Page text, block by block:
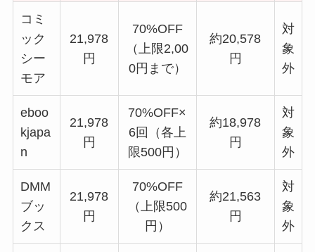
コミ
ック
シー
モア
21,978
円
70%OFF
（上限2,00
0円まで）
約20,578
円
対
象
外
eboo
kjapa
n
21,978
円
70%OFF×
6回（各上
限500円）
約18,978
円
対
象
外
DMM
ブッ
クス
21,978
円
70%OFF
（上限500
円）
約21,563
円
対
象
外